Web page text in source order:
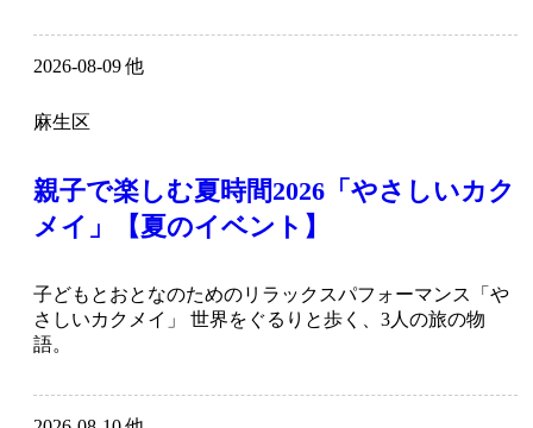
2026-08-09 他
麻生区
親子で楽しむ夏時間2026「やさしいカク
メイ」【夏のイベント】
子どもとおとなのためのリラックスパフォーマンス「や
さしいカクメイ」 世界をぐるりと歩く、3人の旅の物
語。